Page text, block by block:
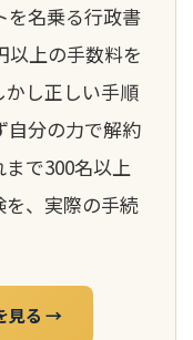
を名乗る行政書
以上の手数料を
し正しい手順
自分の力で解約
で300名以上
を、実際の手続
見る →